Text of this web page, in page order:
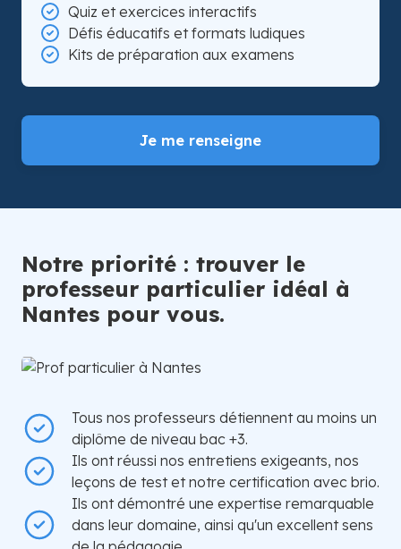
Quiz et exercices interactifs
Défis éducatifs et formats ludiques
Kits de préparation aux examens
Je me renseigne
Notre priorité : trouver le
professeur particulier idéal à
Nantes pour vous.
Tous nos professeurs détiennent au moins un
diplôme de niveau bac +3.
Ils ont réussi nos entretiens exigeants, nos
leçons de test et notre certification avec brio.
Ils ont démontré une expertise remarquable
dans leur domaine, ainsi qu'un excellent sens